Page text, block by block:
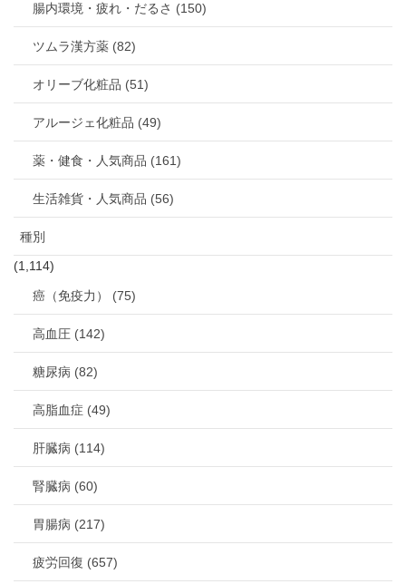
腸内環境・疲れ・だるさ (150)
ツムラ漢方薬 (82)
オリーブ化粧品 (51)
アルージェ化粧品 (49)
薬・健食・人気商品 (161)
生活雑貨・人気商品 (56)
種別
(1,114)
癌（免疫力） (75)
高血圧 (142)
糖尿病 (82)
高脂血症 (49)
肝臓病 (114)
腎臓病 (60)
胃腸病 (217)
疲労回復 (657)